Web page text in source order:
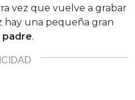
vez que vuelve a grabar
hay una pequeña gran
padre.